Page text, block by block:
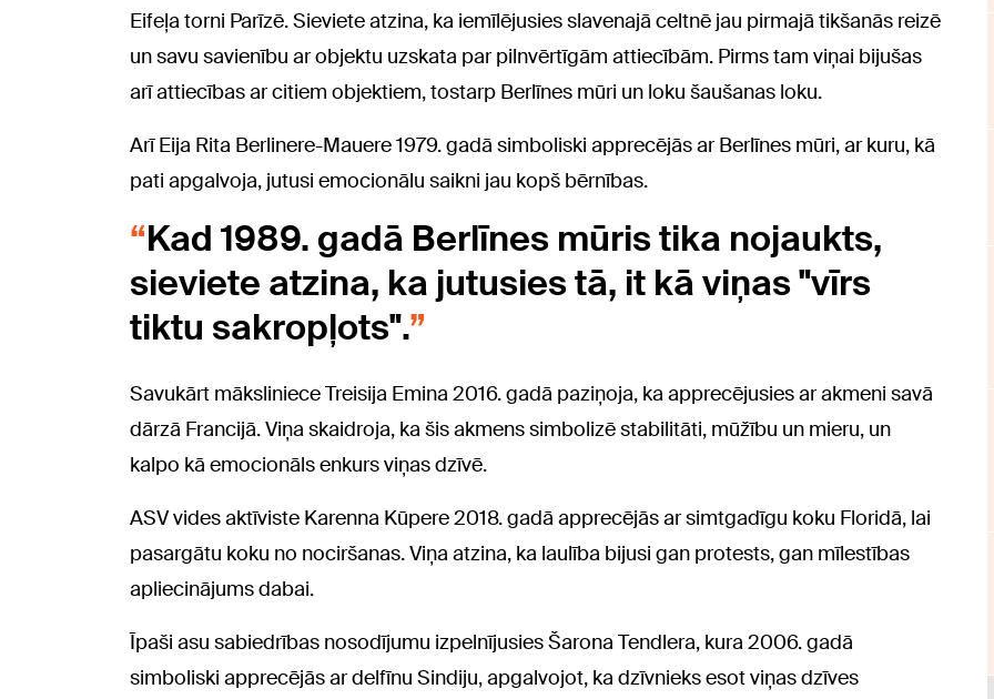
Eifeļa torni Parīzē. Sieviete atzina, ka iemīlējusies slavenajā celtnē jau pirmajā tikšanās reizē
un savu savienību ar objektu uzskata par pilnvērtīgām attiecībām. Pirms tam viņai bijušas
arī attiecības ar citiem objektiem, tostarp Berlīnes mūri un loku šaušanas loku.
Arī Eija Rita Berlinere-Mauere 1979. gadā simboliski apprecējās ar Berlīnes mūri, ar kuru, kā
pati apgalvoja, jutusi emocionālu saikni jau kopš bērnības.
Kad 1989. gadā Berlīnes mūris tika nojaukts,
sieviete atzina, ka jutusies tā, it kā viņas "vīrs
tiktu sakropļots".
Savukārt māksliniece Treisija Emina 2016. gadā paziņoja, ka apprecējusies ar akmeni savā
dārzā Francijā. Viņa skaidroja, ka šis akmens simbolizē stabilitāti, mūžību un mieru, un
kalpo kā emocionāls enkurs viņas dzīvē.
ASV vides aktīviste Karenna Kūpere 2018. gadā apprecējās ar simtgadīgu koku Floridā, lai
pasargātu koku no nociršanas. Viņa atzina, ka laulība bijusi gan protests, gan mīlestības
apliecinājums dabai.
Īpaši asu sabiedrības nosodījumu izpelnījusies Šarona Tendlera, kura 2006. gadā
simboliski apprecējās ar delfīnu Sindiju, apgalvojot, ka dzīvnieks esot viņas dzīves